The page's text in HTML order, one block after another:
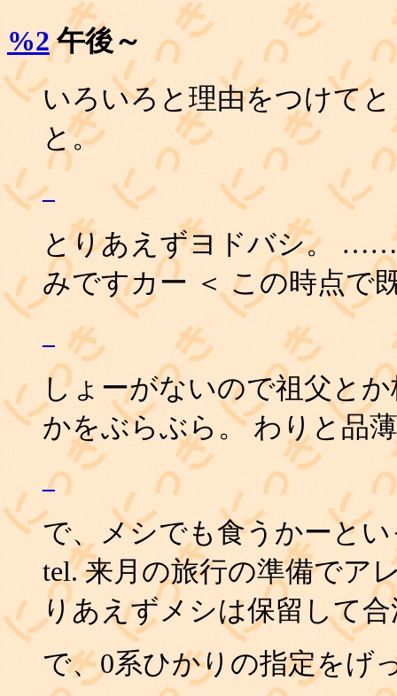
%2午後～
いろいろと理由をつけて
と。
_
とりあえずヨドバシ。
みですカー ＜ この時点で
しょーがないので祖父と
かをぶらぶら。 わりと品
_
で、メシでも食うかーと
tel. 来月の旅行の準備でア
りあえずメシは保留して合
で、0系ひかりの指定をげ